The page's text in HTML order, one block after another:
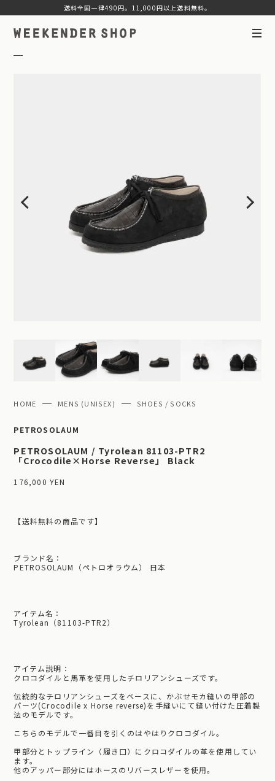
HOME MENS (UNISEX) SHOES / SOCKS
PETROSOLAUM
PETROSOLAUM / Tyrolean 81103-PTR2
「Crocodile×Horse Reverse」 Black
176,000 YEN
【送料無料の商品です】
ブランド名：
PETROSOLAUM（ペトロオラウム） 日本
アイテム名：
Tyrolean（81103-PTR2）
アイテム説明：
クロコダイルと馬革を使用したチロリアンシューズです。
伝統的なチロリアンシューズをベースに、かぶせモカ縫いの甲部の
パーツ(Crocodile x Horse reverse)を手縫いにて縫い付けた圧着製
法のモデルです。
こちらのモデルで一番目を引くのはやはりクロコダイル。
甲部分とトップライン（履き口）にクロコダイルの革を使用してい
ます。
他のアッパー部分にはホースのリバースレザーを使用。
送料全国一律490円。11,000円以上送料無料。